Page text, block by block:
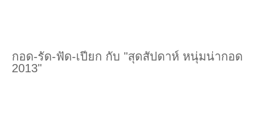
กอด-รัด-ฟัด-เปียก กับ "สุดสัปดาห์ หนุ่มน่ากอด
2013"